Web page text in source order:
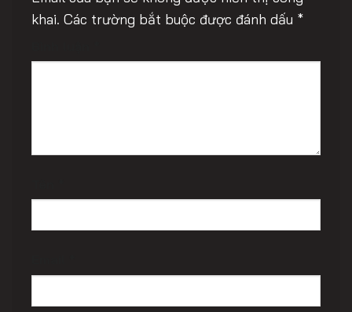
khai. Các trường bắt buộc được đánh dấu *